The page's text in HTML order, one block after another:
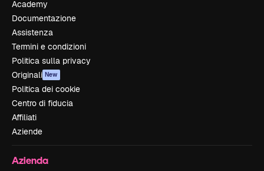
Academy
Documentazione
Assistenza
Termini e condizioni
Politica sulla privacy
Originali New
Politica dei cookie
Centro di fiducia
Affiliati
Aziende
Azienda